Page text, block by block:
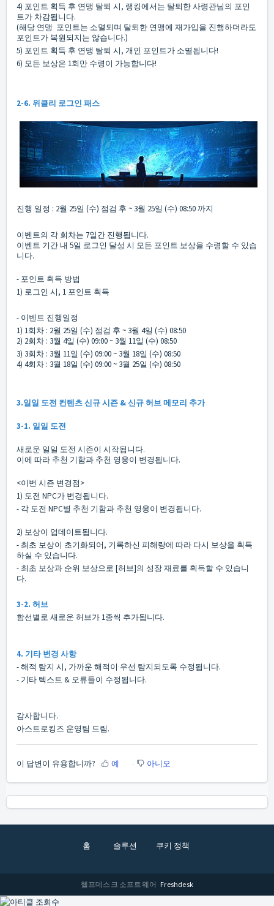
4) 포인트 획득 후 연맹 탈퇴 시, 랭킹에서는 탈퇴한 사령관님의 포인
트가 차감됩니다.
(해당 연맹 포인트는 소멸되며 탈퇴한 연맹에 재가입을 진행하더라도
포인트가 복원되지는 않습니다.)
5) 포인트 획득 후 연맹 탈퇴 시, 개인 포인트가 소멸됩니다!
6) 모든 보상은 1회만 수령이 가능합니다!
2-6. 위클리 로그인 패스
진행 일정 : 2월 25일 (수) 점검 후 ~ 3월 25일 (수) 08:50 까지
이벤트의 각 회차는 7일간 진행됩니다.
이벤트 기간 내 5일 로그인 달성 시 모든 포인트 보상을 수령할 수 있습
니다.
- 포인트 획득 방법
1) 로그인 시, 1 포인트 획득
- 이벤트 진행일정
1) 1회차 : 2월 25일 (수) 점검 후 ~ 3월 4일 (수) 08:50
2) 2회차 : 3월 4일 (수) 09:00 ~ 3월 11일 (수) 08:50
3) 3회차 : 3월 11일 (수) 09:00 ~ 3월 18일 (수) 08:50
4) 4회차 : 3월 18일 (수) 09:00 ~ 3월 25일 (수) 08:50
3.일일 도전 컨텐츠 신규 시즌 & 신규 허브 메모리 추가
3-1. 일일 도전
새로운 일일 도전 시즌이 시작됩니다.
이에 따라 추천 기함과 추천 영웅이 변경됩니다.
<이번 시즌 변경점>
1) 도전 NPC가 변경됩니다.
- 각 도전 NPC별 추천 기함과 추천 영웅이 변경됩니다.
2) 보상이 업데이트됩니다.
- 최초 보상이 초기화되어, 기록하신 피해량에 따라 다시 보상을 획득
하실 수 있습니다.
- 최초 보상과 순위 보상으로 [허브]의 성장 재료를 획득할 수 있습니
다.
3-2. 허브
함선별로 새로운 허브가 1종씩 추가됩니다.
4. 기타 변경 사항
- 해적 탐지 시, 가까운 해적이 우선 탐지되도록 수정됩니다.
- 기타 텍스트 & 오류들이 수정됩니다.
감사합니다.
아스트로킹즈 운영팀 드림.
이 답변이 유용합니까? 예 아니오
홈 솔루션 쿠키 정책
헬프데스크 소프트웨어 Freshdesk